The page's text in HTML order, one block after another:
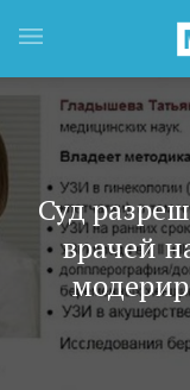
Суд
врачей